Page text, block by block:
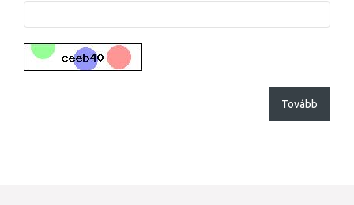
Tovább